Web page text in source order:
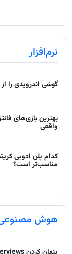
نرم‌افزار
گوشی اندرویدی را
واقعی
کدام پلن ادوبی
مناسب‌تر است؟
هوش